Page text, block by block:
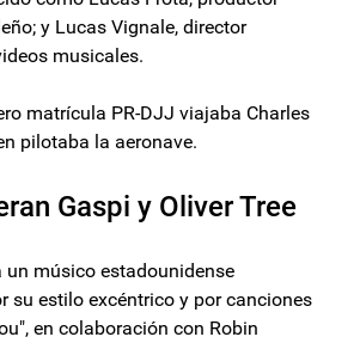
y Lucas Vignale, director
musicales.
matrícula PR-DJJ viajaba Charles
pilotaba la aeronave.
Gaspi y Oliver Tree
un músico estadounidense
su estilo excéntrico y por canciones
en colaboración con Robin